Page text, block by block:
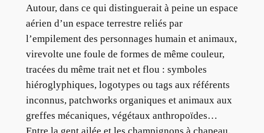
Autour, dans ce qui distinguerait à peine un espace
aérien d’un espace terrestre reliés par
l’empilement des personnages humain et animaux,
virevolte une foule de formes de même couleur,
tracées du même trait net et flou : symboles
hiéroglyphiques, logotypes ou tags aux référents
inconnus, patchworks organiques et animaux aux
greffes mécaniques, végétaux anthropoïdes…